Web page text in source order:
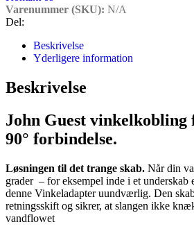
Varenummer (SKU): N/A
Del:
Beskrivelse
Yderligere information
Beskrivelse
John Guest vinkelkobling
90° forbindelse.
Løsningen til det trange skab. Når din
grader – for eksempel inde i et underskab
denne Vinkeladapter uundværlig. Den
retningsskift og sikrer, at slangen ikke
vandflowet